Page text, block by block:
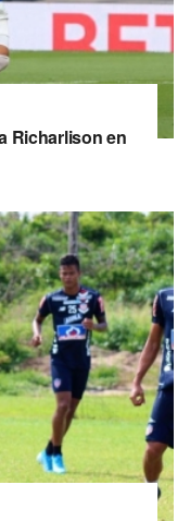
Richarlison en